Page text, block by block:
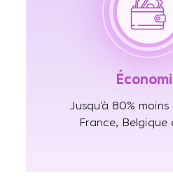
Jusqu’à 80% moins
France, Belgique